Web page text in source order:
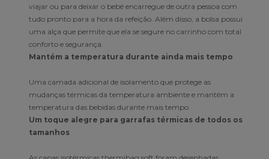
viajar ou para deixar o bebé encarregue de outra pessoa com
tudo pronto para a hora da refeição. Além disso, a bolsa possui
uma alça que permite que ela se segure no carrinho com total
conforto e segurança.
Mantém a temperatura durante ainda mais tempo
Uma camada adicional de isolamento que protege as
mudanças térmicas da temperatura ambiente e mantém a
temperatura das bebidas durante mais tempo.
Um toque alegre para garrafas térmicas de todos os
tamanhos